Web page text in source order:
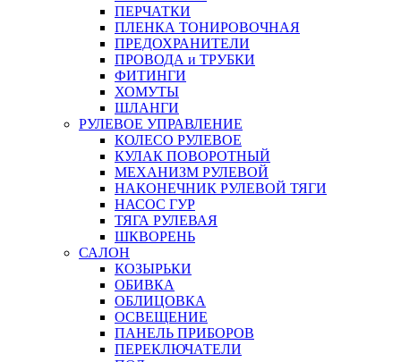
ПЕРЧАТКИ
ПЛЕНКА ТОНИРОВОЧНАЯ
ПРЕДОХРАНИТЕЛИ
ПРОВОДА и ТРУБКИ
ФИТИНГИ
ХОМУТЫ
ШЛАНГИ
РУЛЕВОЕ УПРАВЛЕНИЕ
КОЛЕСО РУЛЕВОЕ
КУЛАК ПОВОРОТНЫЙ
МЕХАНИЗМ РУЛЕВОЙ
НАКОНЕЧНИК РУЛЕВОЙ ТЯГИ
НАСОС ГУР
ТЯГА РУЛЕВАЯ
ШКВОРЕНЬ
САЛОН
КОЗЫРЬКИ
ОБИВКА
ОБЛИЦОВКА
ОСВЕЩЕНИЕ
ПАНЕЛЬ ПРИБОРОВ
ПЕРЕКЛЮЧАТЕЛИ